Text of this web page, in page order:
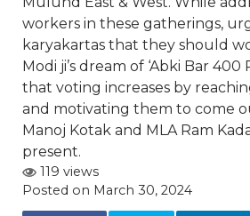
workers in these gatherings,
karyakartas that they should
Modi ji’s dream of ‘Abki Bar 400
that voting increases by
and motivating them to come
Manoj Kotak and MLA Ram
present.
119 views
Posted on March 30, 2024